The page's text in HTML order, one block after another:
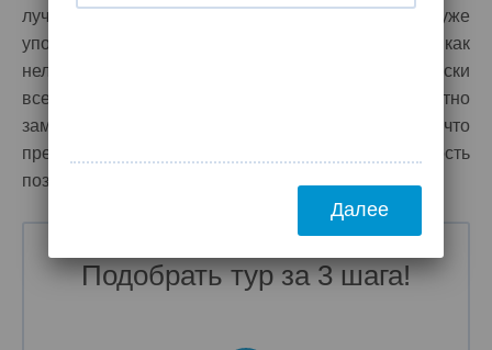
Далее
лучшие
. Как мы уже
упоминали, что
никак
нельзя назвать бюджетным. Но компания практически
всегда может предложить своим клиентам невероятно
заманчивые
, что
предоставит им просто уникальную возможность
позволить себе посетить эту частичку рая на земле.
Подобрать тур за 3 шага!